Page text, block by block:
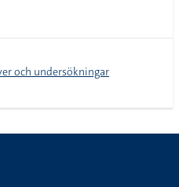
och undersökningar